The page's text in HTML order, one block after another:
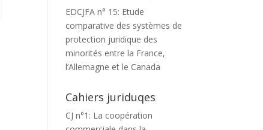
EDCJFA n° 15: Etude
comparative des systèmes de
protection juridique des
minorités entre la France,
l’Allemagne et le Canada
Cahiers juriduqes
CJ n°1: La coopération